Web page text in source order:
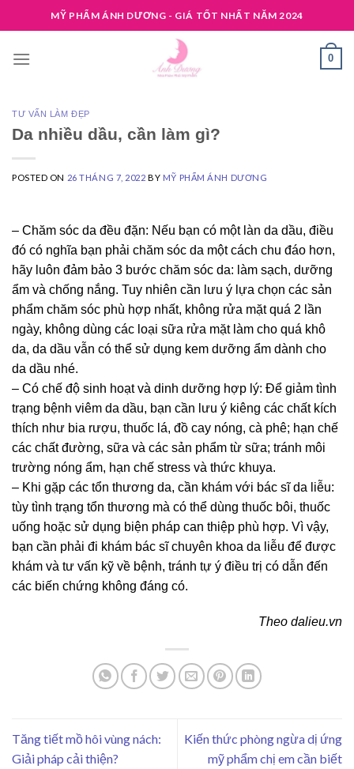
to
MỸ PHẨM ÁNH DƯƠNG - GIÁ TỐT NHẤT NĂM 2024
0
TƯ VẤN LÀM ĐẸP
Da nhiều dầu, cần làm gì?
POSTED ON 26 THÁNG 7, 2022 BY MỸ PHẨM ÁNH DƯƠNG
– Chăm sóc da đều đặn: Nếu bạn có một làn da dầu, điều
đó có nghĩa bạn phải chăm sóc da một cách chu đáo hơn,
hãy luôn đảm bảo 3 bước chăm sóc da: làm sạch, dưỡng
ẩm và chống nắng. Tuy nhiên cần lưu ý lựa chọn các sản
phẩm chăm sóc phù hợp nhất, không rửa mặt quá 2 lần
ngày, không dùng các loại sữa rửa mặt làm cho quá khô
da, da dầu vẫn có thể sử dụng kem dưỡng ẩm dành cho
da dầu nhé.
– Có chế độ sinh hoạt và dinh dưỡng hợp lý: Để giảm tình
trạng bệnh viêm da dầu, bạn cần lưu ý kiêng các chất kích
thích như bia rượu, thuốc lá, đồ cay nóng, cà phê; hạn chế
các chất đường, sữa và các sản phẩm từ sữa; tránh môi
trường nóng ẩm, hạn chế stress và thức khuya.
– Khi gặp các tổn thương da, cần khám với bác sĩ da liễu:
tùy tình trạng tổn thương mà có thể dùng thuốc bôi, thuốc
uống hoặc sử dụng biện pháp can thiệp phù hợp. Vì vậy,
bạn cần phải đi khám bác sĩ chuyên khoa da liễu để được
khám và tư vấn kỹ về bệnh, tránh tự ý điều trị có dẫn đến
các biến chứng không đáng có.
Theo dalieu.vn
Tăng tiết mồ hôi vùng nách:
Giải pháp cải thiện?
Kiến thức phòng ngừa dị ứng
mỹ phẩm chị em cần biết